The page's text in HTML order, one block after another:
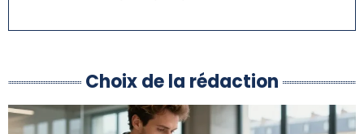
Choix de la rédaction